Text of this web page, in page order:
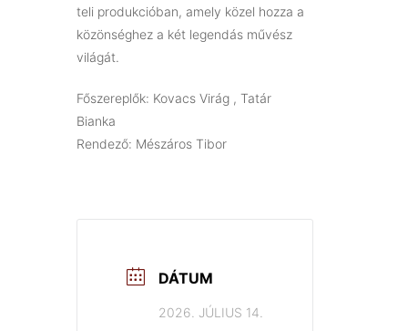
teli produkcióban, amely közel hozza a
közönséghez a két legendás művész
világát.
Főszereplők: Kovacs Virág , Tatár
Bianka
Rendező: Mészáros Tibor
DÁTUM
2026. JÚLIUS 14.